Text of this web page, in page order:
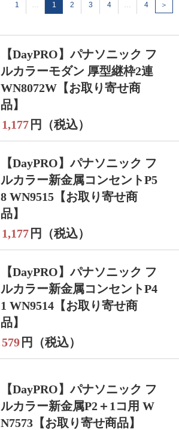
1 … 1 2 3 4 … 4 ＞
【DayPRO】パナソニック フ
ルカラーモダン 厚型継枠2連
WN8072W【お取り寄せ商
品】
1,177 円（税込）
【DayPRO】パナソニック フ
ルカラー新金属コンセントP5
8 WN9515【お取り寄せ商
品】
1,177 円（税込）
【DayPRO】パナソニック フ
ルカラー新金属コンセントP4
1 WN9514【お取り寄せ商
品】
579 円（税込）
【DayPRO】パナソニック フ
ルカラー新金属P2＋1コ用 W
N7573【お取り寄せ商品】